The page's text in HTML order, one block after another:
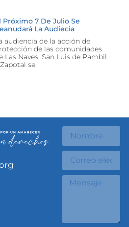
Próximo 7 De Julio Se
La Audiecia
audiencia de la acción de
de las comunidades
Las Naves, San Luis de Pambil
se